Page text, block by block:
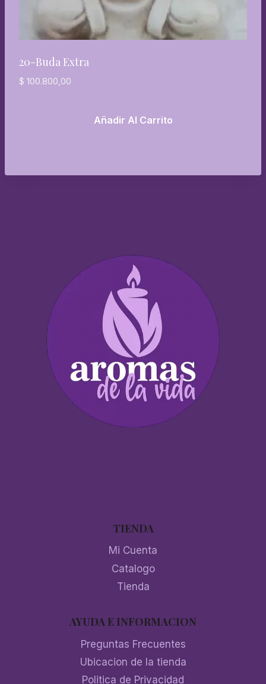
20-Buda Extra
$ 100.800,00
Añadir Al Carrito
TIENDA
Mi Cuenta
Catalogo
Tienda
AYUDA E INFORMACION
Preguntas Frecuentes
Ubicacion de la tienda
Politica de Privacidad